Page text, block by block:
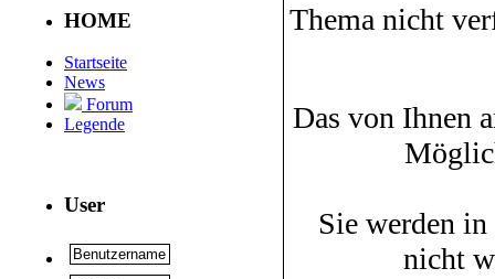
HOME
Startseite
News
Forum
Legende
User
Thema nicht
Das von Ihnen
Sie werden
nicht